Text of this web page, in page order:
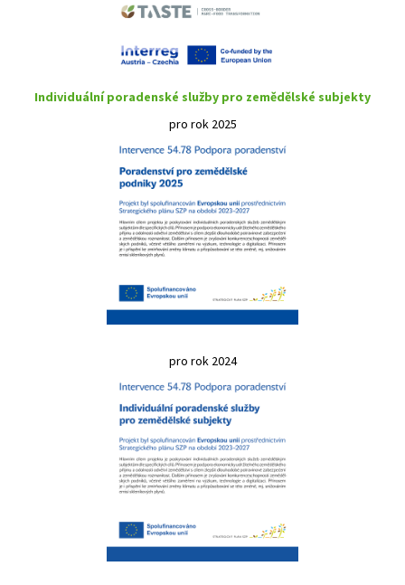
Individuální poradenské služby pro zemědělské subjekty
pro rok 2025
pro rok 2024